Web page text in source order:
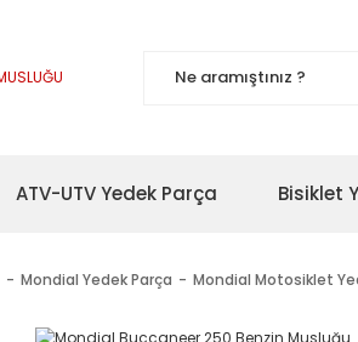
ATV-UTV Yedek Parça Bisiklet
Mondial Yedek Parça Mondial Motosiklet